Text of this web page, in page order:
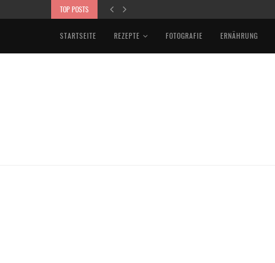
TOP POSTS
STARTSEITE REZEPTE FOTOGRAFIE ERNÄHRUNG